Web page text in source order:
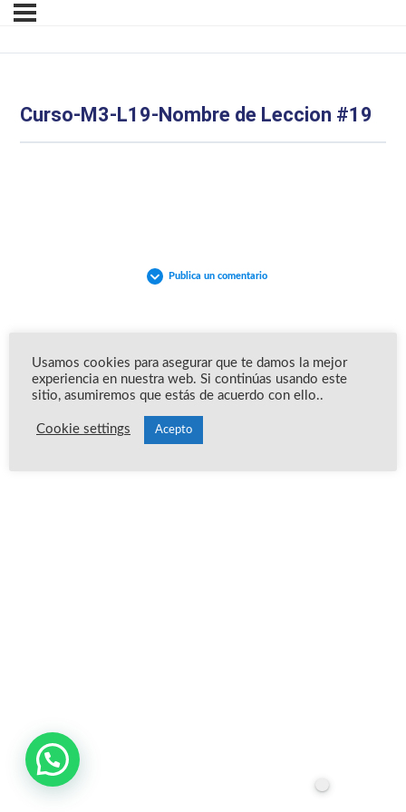
Curso-M3-L19-Nombre de Leccion #19
Publica un comentario
Usamos cookies para asegurar que te damos la mejor
experiencia en nuestra web. Si continúas usando este
sitio, asumiremos que estás de acuerdo con ello..
Cookie settings Acepto